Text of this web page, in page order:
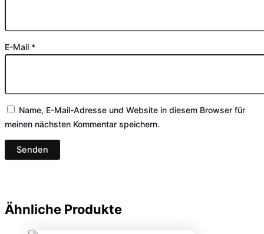
E-Mail *
Name, E-Mail-Adresse und Website in diesem Browser für
meinen nächsten Kommentar speichern.
Ähnliche Produkte